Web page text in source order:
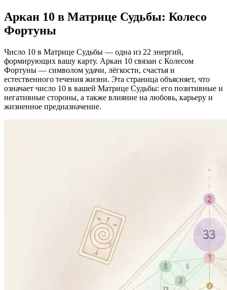
Аркан 10 в Матрице Судьбы: Колесо
Фортуны
Число 10 в Матрице Судьбы — одна из 22 энергий,
формирующих вашу карту. Аркан 10 связан с Колесом
Фортуны — символом удачи, лёгкости, счастья и
естественного течения жизни. Эта страница объясняет, что
означает число 10 в вашей Матрице Судьбы: его позитивные и
негативные стороны, а также влияние на любовь, карьеру и
жизненное предназначение.